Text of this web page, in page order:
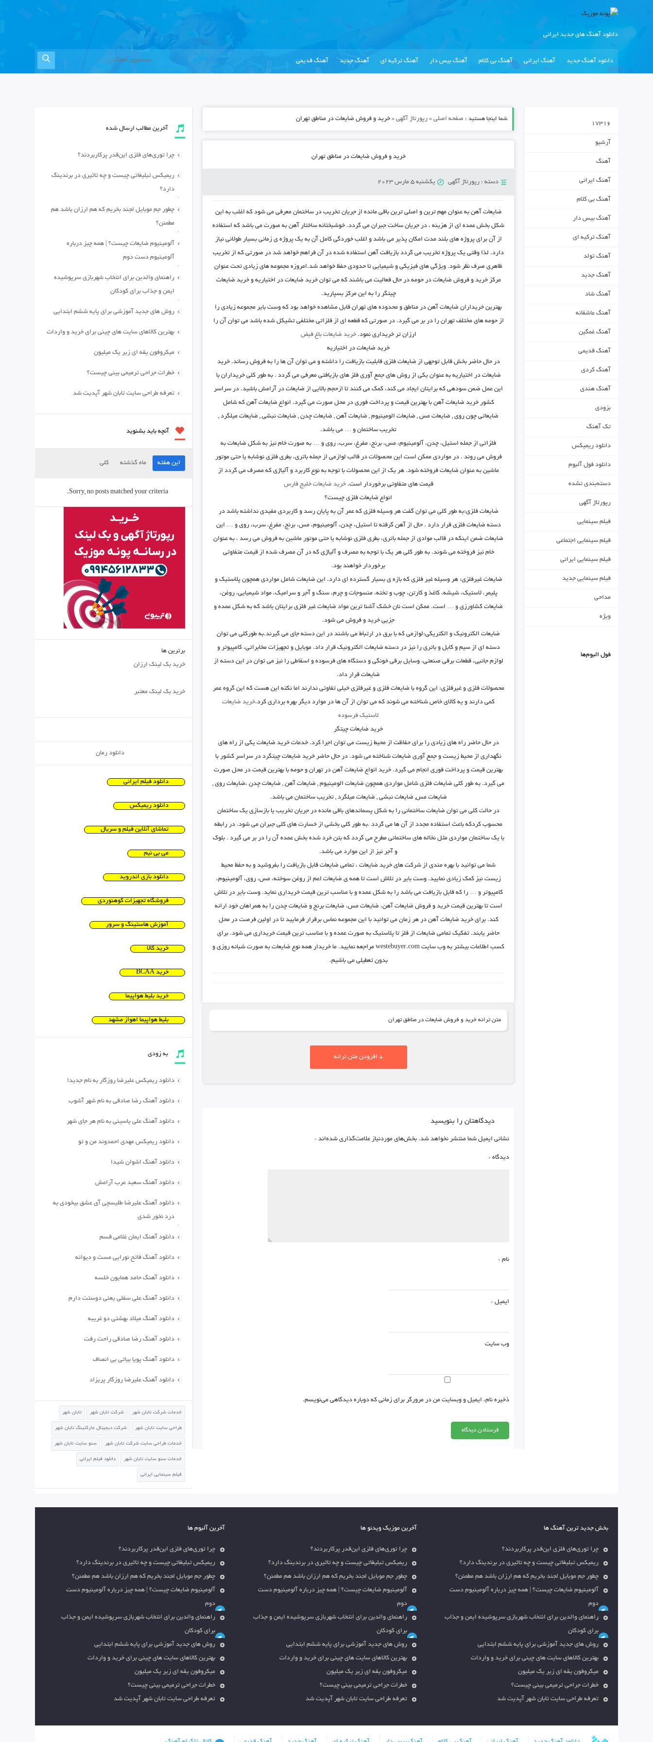
دانلود آهنگ های جدید ایرانی
دانلود آهنگ جدید آهنگ ایرانی آهنگ بی کلام آهنگ بیس دار آهنگ ترکیه ای آهنگ جدید آهنگ قدیمی
شما اینجا هستید : صفحه اصلی» رپورتاژ آگهی» خرید و فروش ضایعات در مناطق تهران
خرید و فروش ضایعات در مناطق تهران
دسته : رپورتاژ آگهی یکشنبه 5 مارس 2023
ضایعات آهن به عنوان مهم ترین و اصلی ترین باقی مانده از جریان تخریب در ساختمان معرفی می شود که اغلب به این
شکل بخش عمده ای از هزینه ، در جریان ساخت جبران می گردد. خوشبختانه ساختار آهن به صورت می باشد که استفاده
از آن برای پروژه های بلند مدت امکان پذیر می باشد و اغلب خوردگی کامل آن به یک پروژه ی زمانی بسیار طولانی نیاز
دارد. لذا وقتی یک پروژه تخریب می گردد بازیافت آهن استفاده شده در آن فراهم خواهد شد در صورتی که از تخریب
ظاهری صرف نظر شود. ویژگی های فیزیکی و شیمیایی تا حدودی حفظ خواهد شد.امروزه مجموعه های زیادی تحت عنوان
مرکز خرید و فروش ضایعات در حومه در حال فعالیت می باشند که می توان خرید ضایعات در اختیاریه و خرید ضایعات
چیتگر را به این مرکز بسپارید.
بهترین خریداران ضایعات آهن در مناطق و محدوده های تهران قابل مشاهده خواهد بود که وست بایر مجموعه زیادی را
از حومه های مختلف تهران را در بر می گیرد. در صورتی که قطعه‌ ای از فلزاتی مختلفی تشیکل شده باشد می ‌توان آن را
ارزان ‌تر خریداری نمود.خرید ضایعات باغ فیض
خرید ضایعات در اختیاریه
در حال حاضر بخش قابل توجهی از ضایعات فلزی قابلیت بازیافت را داشته و می توان آن ها را به فروش رساند. خرید
ضایعات در اختیاریه به عنوان یکی از روش های جمع آوری فلز های بازیافتی معرفی می گردد . به طور کلی خریداران با
این عمل ضمن سودهی که برایتان ایجاد می کند، کمک می کنند تا ازحجم بالایی از ضایعات در آرامش باشید. در سراسر
کشور خرید ضایعات آهن با بهترین قیمت و پرداخت فوری در محل صورت می گیرد. انواع ضایعات آهن که شامل
ضایعاتی چون روی , ضایعات مس , ضایعات الومینیوم , ضایعات آهن , ضایعات چدن , ضایعات نبشی , ضایعات میلگرد ,
تخریب ساختمان و … می باشد.
فلزاتی از جمله استیل، چدن، آلومینیوم، مس، برنج، مفرغ، سرب، روی و … به صورت خام نیز به شکل ضایعات به
فروش می روند . در مواردی ممکن است این محصولات در قالب لوازمی از جمله باتری، بطری فلزی نوشابه یا حتی موتور
ماشین به عنوان ضایعات فروخته شود. هر یک از این محصولات با توجه به نوع کاربرد و آلیاژی که مصرف می گردد از
قیمت های متفاوتی برخوردار است.خرید ضایعات خلیج فارس
انواع ضایعات فلزی چیست؟
ضایعات فلزی:به طور کلی می توان گفت هر وسیله فلزی که عمر آن به پایان رسد و کاربردی مفیدی نداشته باشد در
دسته ضایعات فلزی قرار دارد . حال از آهن گرفته تا استیل، چدن، آلومینیوم، مس، برنج، مفرغ، سرب، روی و … این
ضایعات ضمن اینکه در قالب موادی از جمله باتری، بطری فلزی نوشابه یا حتی موتور ماشین به فروش می رسد ، به عنوان
خام نیز فروخته می شوند. به طور کلی هر یک با توجه به مصرف و آلیاژی که در آن مصرف شده از قیمت متفاوتی
برخوردار خواهند بود.
ضایعات غیرفلزی: هر وسیله غیر فلزی که بازه ی بسیار گسترده ای دارد. این ضایعات شامل مواردی همچون پلاستیک و
پلیمر، لاستیک، شیشه، کاغذ و کارتن، چوب و تخته، منسوجات و چرم، سنگ و آجر و سرامیک، مواد شیمیایی، روغن،
ضایعات کشاورزی و … است. ممکن است نان خشک آشنا ترین مواد ضایعات غیر فلزی برایتان باشد که به شکل عمده و
جزیی خرید و فروش می شود.
ضایعات الکترونیک و الکتریکی:لوازمی که با برق در ارتباط می باشند در این دسته جای می گیرند.به طورکلی می توان
دسته ای از سیم و کابل و باتری را نیز در دسته ضایعات الکترونیک قرار داد. موبایل و تجهیزات مخابراتی، کامپیوتر و
لوازم جانبی، قطعات برقی صنعتی، وسایل برقی خونگی و دستگاه های فرسوده و اسقاطی را نیز می توان در این دسته از
ضایعات قرار داد.
محصولات فلزی و غیرفلزی: این گروه با ضایعات فلزی و غیرفلزی خیلی تفاوتی ندارند اما نکته این هست که این گروه عمر
کمی دارند و یه کالای خاص شناخته می شوند که می توان از آن ها در موارد دیگر بهره برداری کرد.خرید ضایعات
لاستیک فرسوده
خرید ضایعات چیتگر
در حال حاضر راه های زیادی را برای حفاظت از محیط زیست می توان اجرا کرد. خدمات خرید ضایعات یکی از راه های
نگهداری از محیط زیست و جمع آوری ضایعات شناخته می شود. در حال حاضر خرید ضایعات چیتگرد در سراسر کشور با
بهترین قیمت و پرداخت فوری انجام می گیرد. خرید انواع ضایعات آهن در تهران و حومه با بهترین قیمت در محل صورت
می گیرد. به طور کلی ضایعات فلزی شامل مواردی همچون ضایعات الومینیوم , ضایعات آهن , ضایعات چدن ،ضایعات روی ,
ضایعات مس, ضایعات نبشی , ضایعات میلگرد , تخریب ساختمان می باشد.
در حالت کلی می توان ضایعات ساختمانی را به شکل پسماندهای باقی مانده در جریان تخریب یا بازسازی یک ساختمان
محسوب کردکه باعث استفاده مجدد از آن ها می گردد .به طور کلی بخشی از خسارت های کلی جبران می شود. در رابطه
با یک ساختمان مواردی مثل نخاله های ساختمانی مطرح می گردد که بتن خرد شده بخش عمده آن را در بر می گیرد . بلوک
و آجر نیز از این موارد می باشد.
شما می توانید با بهره مندی از شرکت های خرید ضایعات ، تمامی ضایعات قابل بازیافت را بفروشید و به حفظ محیط
زیست نیز کمک زیادی نمایید. وست بایر در تلاش است تا همه ی ضایعات اعم از روغن سوخته، مس، روی، آلومینیوم،
کامپیوتر و … را که قابل بازیافت می باشد را به شکل عمده و با مناسب ترین قیمت خریداری نماید. وست بایر در تلاش
است تا بهترین قیمت خرید و فروش ضایعات آهن، ضایعات مس، ضایعات برنج و ضایعات چدن را به همراهان خود ارائه
کند. برای خرید ضایعات آهن در هر زمان می توانید با این مجموعه نماس برقرار فرمایید تا در اولین فرصت در محل
حاضر یابند. تفکیک تمامی ضایعات از فلز تا پلاستیک به صورت عمده و با مناسب ترین قیمت خریداری می شود. برای
کسب اطلاعات بیشتر به وب سایت westebuyer.com مراجعه نمایید. ما خریدار همه نوع ضایعات به صورت شبانه روزی و
بدون تعطیلی می باشیم.
متن ترانه خرید و فروش ضایعات در مناطق تهران
+ افزودن متن ترانه
دیدگاهتان را بنویسید
نشانی ایمیل شما منتشر نخواهد شد. بخش‌های موردنیاز علامت‌گذاری شده‌اند *
دیدگاه *
نام *
ایمیل *
وب‌ سایت
ذخیره نام، ایمیل و وبسایت من در مرورگر برای زمانی که دوباره دیدگاهی می‌نویسم.
17316
آرشیو
آهنگ
آهنگ ایرانی
آهنگ بی کلام
آهنگ بیس دار
آهنگ ترکیه ای
آهنگ تولد
آهنگ جدید
آهنگ شاد
آهنگ عاشقانه
آهنگ غمگین
آهنگ قدیمی
آهنگ کردی
آهنگ هندی
بزودی
تک آهنگ
دانلود ریمیکس
دانلود فول آلبوم
دسته‌بندی نشده
رپورتاژ آگهی
فیلم سینمایی
فیلم سینمایی اجتماعی
فیلم سینمایی ایرانی
فیلم سینمایی جدید
مداحی
ویژه
فول البوم‌ها
آخرین مطالب ارسال شده
چرا توری‌های فلزی این‌قدر پرکاربردند؟
ریمیکس تبلیغاتی چیست و چه تاثیری در برندینگ
دارد؟
چطور جم موبایل لجند بخریم که هم ارزان باشد هم
مطمئن؟
آلومینیوم ضایعات چیست؟ | همه چیز درباره
آلومینیوم دست دوم
راهنمای والدین برای انتخاب شهربازی سرپوشیده
ایمن و جذاب برای کودکان
روش های جدید آموزشی برای پایه ششم ابتدایی
بهترین کالاهای سایت های چینی برای خرید و واردات
میکروفون یقه ای زیر یک میلیون
خطرات جراحی ترمیمی بینی چیست؟
تعرفه طراحی سایت تابان شهر آپدیت شد
آنچه باید بشنوید
این هفته ماه گذشته کلی
Sorry, no posts matched your criteria.
برترین ها
خرید بک لینک ارزان
خرید بک لینک معتبر
دانلود رمان
دانلود فیلم ایرانی
دانلود ریمیکس
تماشای آنلاین فیلم و سریال
می بی نیم
دانلود بازی اندروید
فروشگاه تجهیزات کوهنوردی
آموزش هاستینگ و سرور
خرید کالا
خرید BCAA
خرید بلیط هواپیما
بلیط هواپیما اهواز مشهد
به زودی
دانلود ریمیکس علیرضا روزگار به نام جدیدا
دانلود آهنگ رضا صادقی به نام شهر آشوب
دانلود آهنگ علی یاسینی به نام هر جای شهر
دانلود ریمیکس مهدی احمدوند من و تو
دانلود آهنگ اشوان شیدا
دانلود آهنگ سعید عرب آرامش
دانلود آهنگ علیرضا طلیسچی آی عشق بیخودی به
درد نخور شدی
دانلود آهنگ ایمان غلامی قسم
دانلود آهنگ فاتح نورایی مست و دیوانه
دانلود آهنگ حامد همایون خلسه
دانلود آهنگ علی سفلی یعنی دوستت دارم
دانلود آهنگ میلاد بهشتی دو غریبه
دانلود آهنگ رضا صادقی راحت رفت
دانلود آهنگ پویا بیاتی بی انصاف
دانلود آهنگ علیرضا روزگار پریزاد
خدمات شرکت تابان شهر شرکت تابان شهر تابان شهر
طراحی سایت تابان شهر شرکت دیجیتال مارکتینگ تابان شهر
خدمات طراحی سایت شرکت تابان شهر سئو سایت تابان شهر
خدمات سئو سایت تابان شهر دانلود فیلم ایرانی
فیلم سینمایی ایرانی
بخش جدید ترین آهنگ ها
چرا توری‌های فلزی این‌قدر پرکاربردند؟
ریمیکس تبلیغاتی چیست و چه تاثیری در برندینگ دارد؟
چطور جم موبایل لجند بخریم که هم ارزان باشد هم مطمئن؟
آلومینیوم ضایعات چیست؟ | همه چیز درباره آلومینیوم دست
دوم
راهنمای والدین برای انتخاب شهربازی سرپوشیده ایمن و جذاب
برای کودکان
روش های جدید آموزشی برای پایه ششم ابتدایی
بهترین کالاهای سایت های چینی برای خرید و واردات
میکروفون یقه ای زیر یک میلیون
خطرات جراحی ترمیمی بینی چیست؟
تعرفه طراحی سایت تابان شهر آپدیت شد
آخرین موزیک ویدئو ها
چرا توری‌های فلزی این‌قدر پرکاربردند؟
ریمیکس تبلیغاتی چیست و چه تاثیری در برندینگ دارد؟
چطور جم موبایل لجند بخریم که هم ارزان باشد هم مطمئن؟
آلومینیوم ضایعات چیست؟ | همه چیز درباره آلومینیوم دست
دوم
راهنمای والدین برای انتخاب شهربازی سرپوشیده ایمن و جذاب
برای کودکان
روش های جدید آموزشی برای پایه ششم ابتدایی
بهترین کالاهای سایت های چینی برای خرید و واردات
میکروفون یقه ای زیر یک میلیون
خطرات جراحی ترمیمی بینی چیست؟
تعرفه طراحی سایت تابان شهر آپدیت شد
آخرین آلبوم ها
چرا توری‌های فلزی این‌قدر پرکاربردند؟
ریمیکس تبلیغاتی چیست و چه تاثیری در برندینگ دارد؟
چطور جم موبایل لجند بخریم که هم ارزان باشد هم مطمئن؟
آلومینیوم ضایعات چیست؟ | همه چیز درباره آلومینیوم دست
دوم
راهنمای والدین برای انتخاب شهربازی سرپوشیده ایمن و جذاب
برای کودکان
روش های جدید آموزشی برای پایه ششم ابتدایی
بهترین کالاهای سایت های چینی برای خرید و واردات
میکروفون یقه ای زیر یک میلیون
خطرات جراحی ترمیمی بینی چیست؟
تعرفه طراحی سایت تابان شهر آپدیت شد